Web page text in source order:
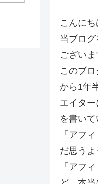
こんにち
当ブロ
ございま
このブ
から1年
エイタ
を書いて
「アフ
だ思うよ
「アフ